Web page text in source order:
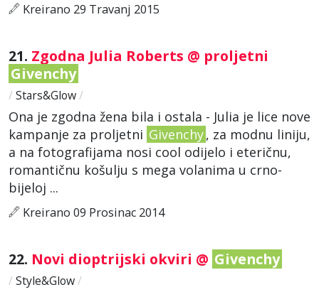
Kreirano 29 Travanj 2015
21. Zgodna Julia Roberts @ proljetni
Givenchy
/ Stars&Glow/
Ona je zgodna žena bila i ostala - Julia je lice nove
kampanje za proljetni Givenchy, za modnu liniju,
a na fotografijama nosi cool odijelo i eteričnu,
romantičnu košulju s mega volanima u crno-
bijeloj ...
Kreirano 09 Prosinac 2014
22. Novi dioptrijski okviri @ Givenchy
/ Style&Glow/